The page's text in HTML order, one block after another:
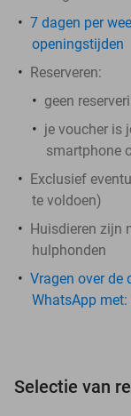
7 dagen per
openingstijden
Reserveren:
geen
je voucher is
smartphone
Exclusief
te voldoen)
Huisdieren zijn
hulphonden
Vragen over de
WhatsApp
Selectie van